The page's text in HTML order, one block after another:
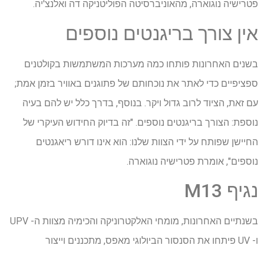
פטרישיה נוגוארה, מהאוניברסיטה הפוליטניקה דה ואלנצ'יה.
אין צורך בריגנטים נוספים
בשנים האחרונות פותחו כמה מערכות המשתמשות בקולטנים
ספציפיים כדי לאתר את נוכחותם של פתוגנים באוויר בזמן אמת;
עם זאת, הציוד לרוב גדול ויקר. בנוסף, בדרך כלל יש להם בעיה
נוספת: הצורך בריגנטים נוספים. "זה בדיוק החידוש העיקרי של
החיישן שפותח על ידי הצוות שלנו: הוא אינו דורש ריאגנטים
נוספים", אומרת פטרישיה נוגוארה.
נגיף M13
בשנתיים האחרונות, מומחי האלקטרוניקה והכימיה מצוות ה- UPV
ו- UV פיתחו את הסנסור הביולוגי מאפס, מתכננים וייצור